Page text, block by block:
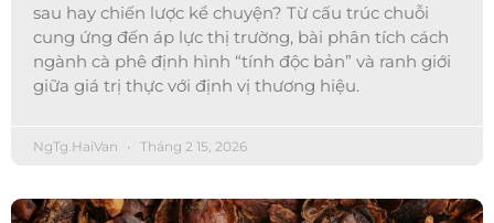
sau hay chiến lược kể chuyện? Từ cấu trúc chuỗi
cung ứng đến áp lực thị trường, bài phân tích cách
ngành cà phê định hình “tính độc bản” và ranh giới
giữa giá trị thực với định vị thương hiệu.
NgTg.HaiVan Tháng 2 15, 2026